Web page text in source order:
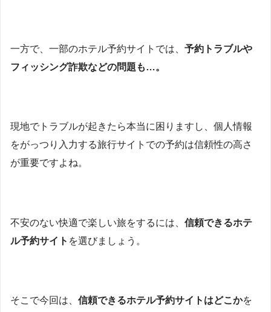
一方で、一部のホテル予約サイトでは、 予約トラブルや
フィッシング詐欺などの問題も…。
現地でトラブルが起きたら本当に困りますし、個人情報
をがっつり入力する旅行サイトでの予約は信頼性の高さ
が重要ですよね。
不安のない快適で楽しい旅をするには、 信頼できるホテ
ル予約サイト を選びましょう。
そこで今回は、 信頼できるホテル予約サイトはどこかを